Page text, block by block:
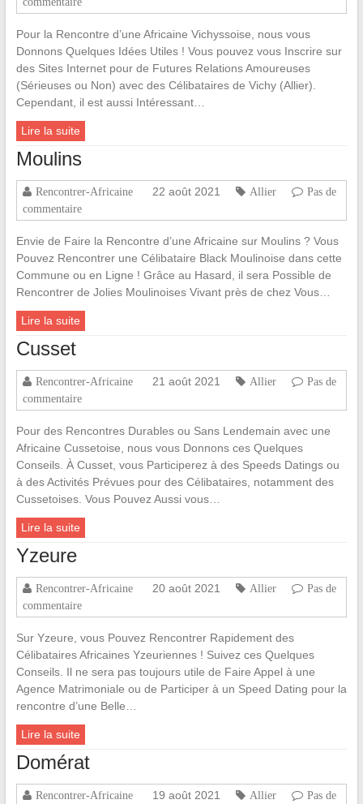
Pour la Rencontre d’une Africaine Vichyssoise, nous vous
Donnons Quelques Idées Utiles ! Vous pouvez vous Inscrire sur
des Sites Internet pour de Futures Relations Amoureuses
(Sérieuses ou Non) avec des Célibataires de Vichy (Allier).
Cependant, il est aussi Intéressant…
Lire la suite
Moulins
Rencontrer-Africaine 22 août 2021 Allier
Pas de
commentaire
Envie de Faire la Rencontre d’une Africaine sur Moulins ? Vous
Pouvez Rencontrer une Célibataire Black Moulinoise dans cette
Commune ou en Ligne ! Grâce au Hasard, il sera Possible de
Rencontrer de Jolies Moulinoises Vivant près de chez Vous…
Lire la suite
Cusset
Rencontrer-Africaine 21 août 2021 Allier
Pas de
commentaire
Pour des Rencontres Durables ou Sans Lendemain avec une
Africaine Cussetoise, nous vous Donnons ces Quelques
Conseils. À Cusset, vous Participerez à des Speeds Datings ou
à des Activités Prévues pour des Célibataires, notamment des
Cussetoises. Vous Pouvez Aussi vous…
Lire la suite
Yzeure
Rencontrer-Africaine 20 août 2021 Allier
Pas de
commentaire
Sur Yzeure, vous Pouvez Rencontrer Rapidement des
Célibataires Africaines Yzeuriennes ! Suivez ces Quelques
Conseils. Il ne sera pas toujours utile de Faire Appel à une
Agence Matrimoniale ou de Participer à un Speed Dating pour la
rencontre d’une Belle…
Lire la suite
Domérat
Rencontrer-Africaine 19 août 2021 Allier
Pas de